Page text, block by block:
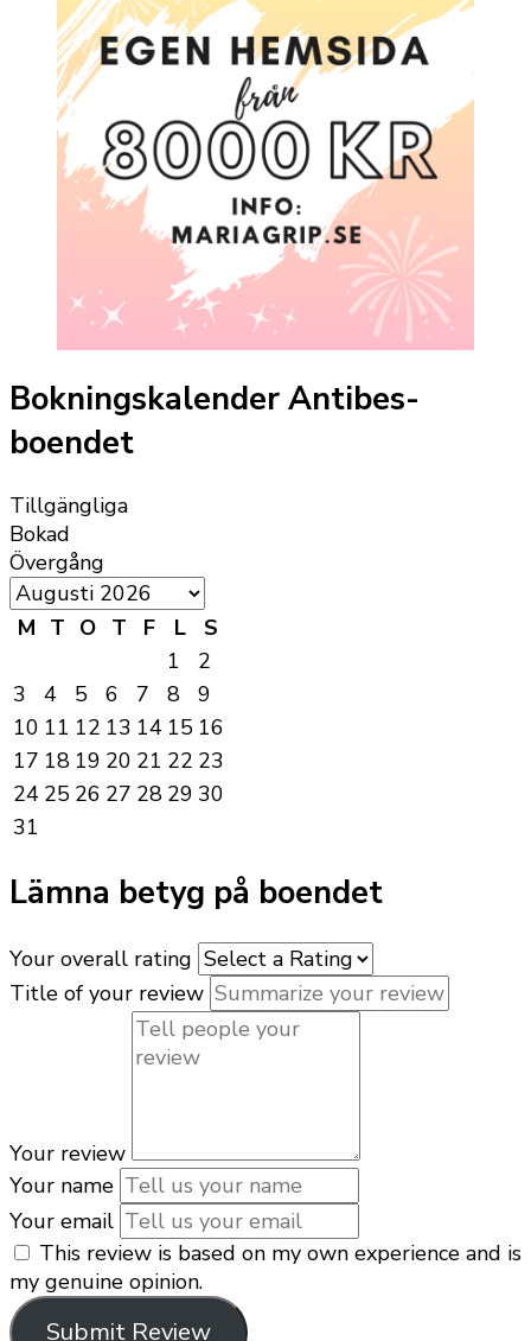
Bokningskalender Antibes-
boendet
Tillgängliga
Bokad
Övergång
M T O T F L
S
1
2
3
4 5 6 7 8
9
10 11 12 13 14 15 16
17 18 19 20 21 22 23
24 25 26 27 28 29 30
31
Lämna betyg på boendet
Your overall rating
Title of your review
Your review
Your name
Your email
This review is based on my own experience and is
my genuine opinion.
Submit Review